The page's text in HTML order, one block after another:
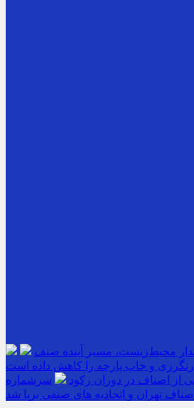
محیط‌زیست، مسیر آینده صنف
و چاپ پارچه را کاهش داده است
از اصناف در دوران رکود
تهران و اتحادیه های صنفی برپا شد